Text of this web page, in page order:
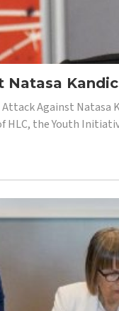
Attack Against
HLC, the Youth